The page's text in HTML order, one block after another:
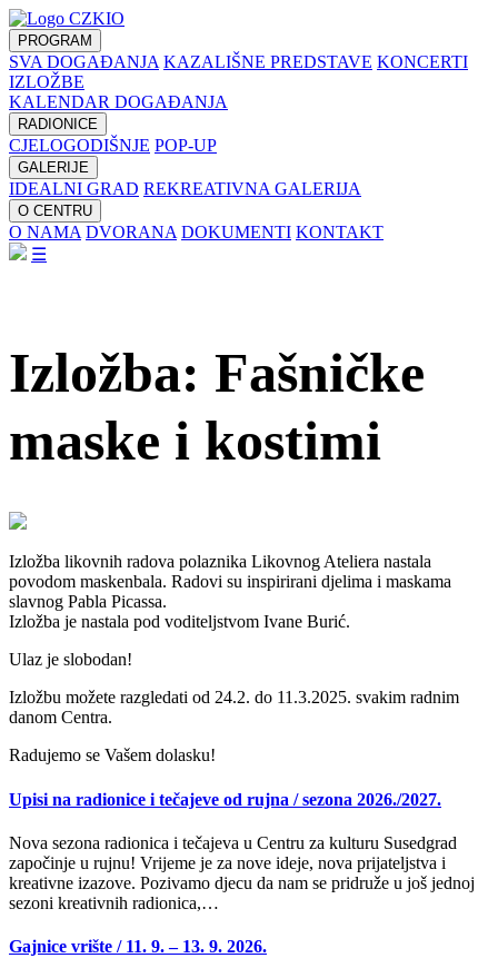
PROGRAM
SVA DOGAĐANJA KAZALIŠNE PREDSTAVE KONCERTI
IZLOŽBE
KALENDAR DOGAĐANJA
RADIONICE
CJELOGODIŠNJE POP-UP
GALERIJE
IDEALNI GRAD REKREATIVNA GALERIJA
O CENTRU
O NAMA DVORANA DOKUMENTI KONTAKT
☰
Izložba: Fašničke
maske i kostimi
Izložba likovnih radova polaznika Likovnog Ateliera nastala
povodom maskenbala. Radovi su inspirirani djelima i maskama
slavnog Pabla Picassa.
Izložba je nastala pod voditeljstvom Ivane Burić.
Ulaz je slobodan!
Izložbu možete razgledati od 24.2. do 11.3.2025. svakim radnim
danom Centra.
Radujemo se Vašem dolasku!
Upisi na radionice i tečajeve od rujna / sezona 2026./2027.
Nova sezona radionica i tečajeva u Centru za kulturu Susedgrad
započinje u rujnu! Vrijeme je za nove ideje, nova prijateljstva i
kreativne izazove. Pozivamo djecu da nam se pridruže u još jednoj
sezoni kreativnih radionica,…
Gajnice vrište / 11. 9. – 13. 9. 2026.